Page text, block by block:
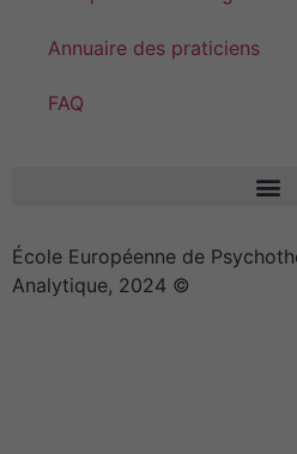
Annuaire des praticiens
FAQ
École Européenne de
Analytique, 2024 ©